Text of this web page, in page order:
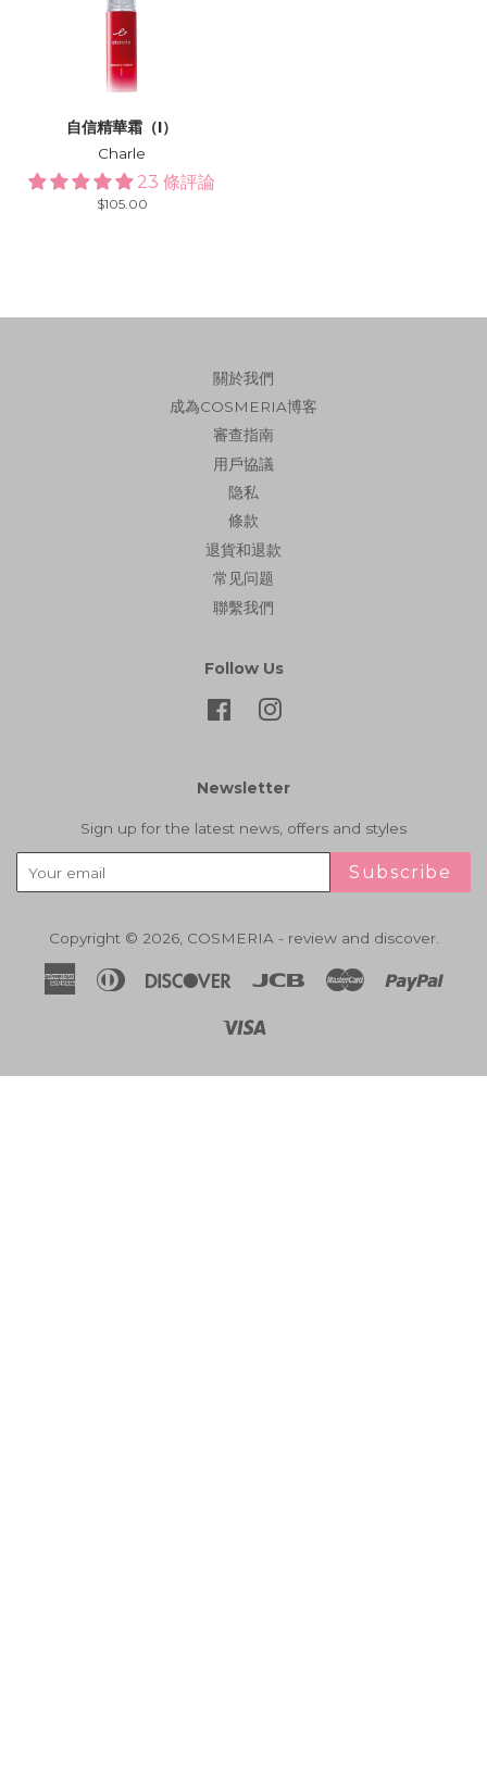
自信精華霜（I）
Charle
23 條評論
Regular
$105.00
關於我們
成為COSMERIA博客
審查指南
用戶協議
隐私
條款
退貨和退款
常见问题
聯繫我們
Follow Us
FacebookInstagram
Newsletter
Sign up for the latest news, offers and styles
Subscribe
Copyright © 2026, COSMERIA - review and discover.
AmericanDiners
Discover Jcb Master